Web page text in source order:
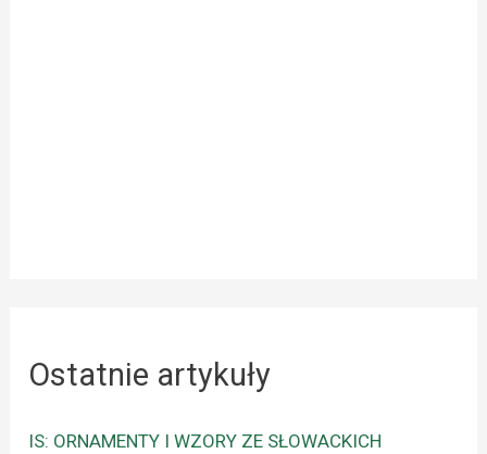
Ostatnie artykuły
IS: ORNAMENTY I WZORY ZE SŁOWACKICH